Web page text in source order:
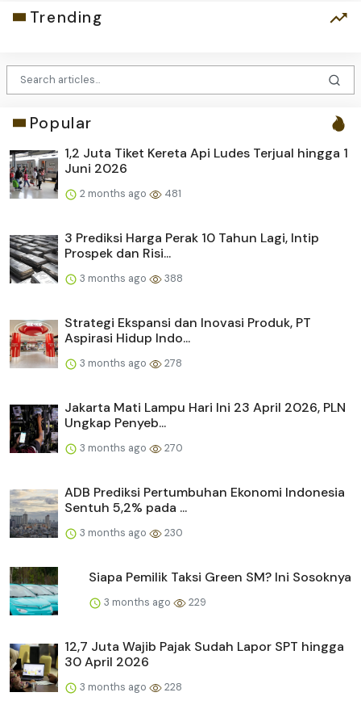
Trending
Popular
1,2 Juta Tiket Kereta Api Ludes Terjual hingga 1
Juni 2026
2 months ago 481
3 Prediksi Harga Perak 10 Tahun Lagi, Intip
Prospek dan Risi...
3 months ago 388
Strategi Ekspansi dan Inovasi Produk, PT
Aspirasi Hidup Indo...
3 months ago 278
Jakarta Mati Lampu Hari Ini 23 April 2026, PLN
Ungkap Penyeb...
3 months ago 270
ADB Prediksi Pertumbuhan Ekonomi Indonesia
Sentuh 5,2% pada ...
3 months ago 230
Siapa Pemilik Taksi Green SM? Ini Sosoknya
3 months ago 229
12,7 Juta Wajib Pajak Sudah Lapor SPT hingga
30 April 2026
3 months ago 228